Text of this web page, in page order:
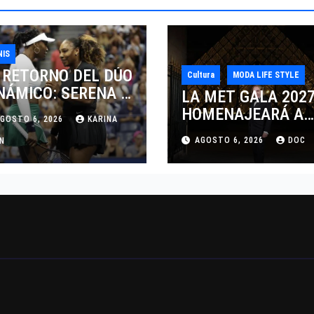
DEL DÚO
SERENA Y
WILLIAMS
LOS
EN
2026
6, 2026 KARINA
Cultura MODA LIFE STYLE
LA MET GALA
HOMENAJEARÁ A
JOHN GALLIANO
MARCANDO EL
REGRESO DEL REY
AGOSTO 6, 2026 DOC